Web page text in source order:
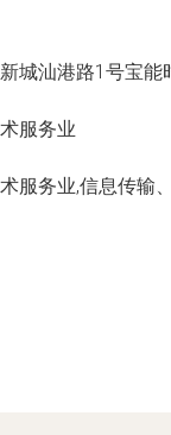
城汕港路1号宝
服务业
服务业,信息传输